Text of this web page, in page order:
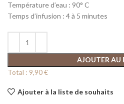
Température d’eau : 90° C
Temps d’infusion : 4 à 5 minutes
AJOUTER AU
Total : 9,90 €
Ajouter à la liste de souhaits